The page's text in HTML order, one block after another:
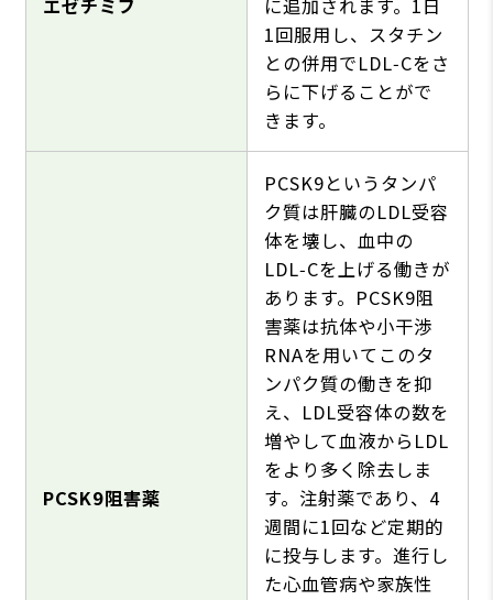
エゼチミブ
に追加されます。1日
1回服用し、スタチン
との併用でLDL‑Cをさ
らに下げることがで
きます。
PCSK9阻害薬
PCSK9というタンパ
ク質は肝臓のLDL受容
体を壊し、血中の
LDL‑Cを上げる働きが
あります。PCSK9阻
害薬は抗体や小干渉
RNAを用いてこのタ
ンパク質の働きを抑
え、LDL受容体の数を
増やして血液からLDL
をより多く除去しま
す。注射薬であり、4
週間に1回など定期的
に投与します。進行し
た心血管病や家族性